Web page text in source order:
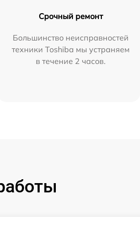
Срочный ремонт
Большинство неисправностей
техники Toshiba мы устраняем
в течение 2 часов.